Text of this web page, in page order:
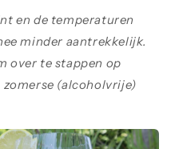
en de temperaturen
minder aantrekkelijk.
over te stappen op
(alcoholvrije)